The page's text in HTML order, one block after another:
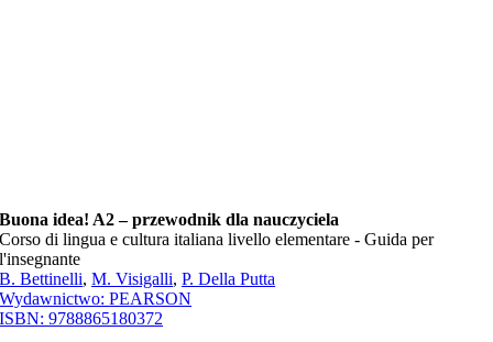
Buona idea! A2 – przewodnik dla nauczyciela
Corso di lingua e cultura italiana livello elementare - Guida per
l'insegnante
B. Bettinelli,M. Visigalli,P. Della Putta
Wydawnictwo:PEARSON
ISBN:9788865180372